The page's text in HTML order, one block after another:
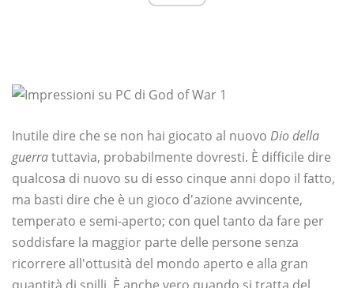
Inutile dire che se non hai giocato al nuovo Dio della
guerratuttavia, probabilmente dovresti. È difficile dire
qualcosa di nuovo su di esso cinque anni dopo il fatto,
ma basti dire che è un gioco d'azione avvincente,
temperato e semi-aperto; con quel tanto da fare per
soddisfare la maggior parte delle persone senza
ricorrere all'ottusità del mondo aperto e alla gran